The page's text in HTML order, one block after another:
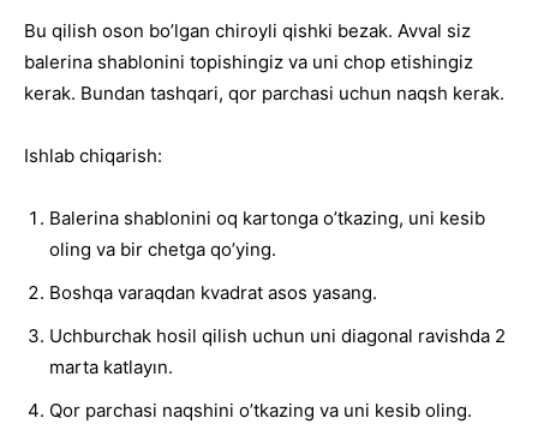
Bu qilish oson bo’lgan chiroyli qishki bezak. Avval siz
balerina shablonini topishingiz va uni chop etishingiz
kerak. Bundan tashqari, qor parchasi uchun naqsh kerak.
Ishlab chiqarish:
Balerina shablonini oq kartonga o’tkazing, uni kesib
oling va bir chetga qo’ying.
Boshqa varaqdan kvadrat asos yasang.
Uchburchak hosil qilish uchun uni diagonal ravishda 2
marta katlayın.
Qor parchasi naqshini o’tkazing va uni kesib oling.